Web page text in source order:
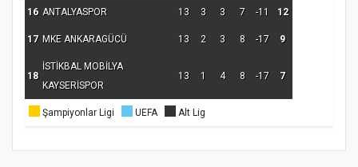
16 ANTALYASPOR 13 3 3 7 -11 12
17 MKE ANKARAGÜCÜ 13 2 3 8 -17 9
18
İSTİKBAL MOBİLYA
KAYSERİSPOR
13 1 4 8 -17 7
Şampiyonlar Ligi UEFA Alt Lig